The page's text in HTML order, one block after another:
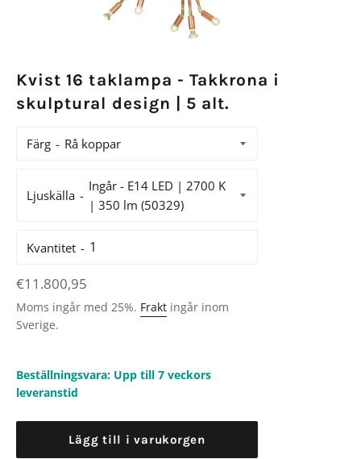
Kvist 16 taklampa - Takkrona i
skulptural design | 5 alt.
Färg
Ljuskälla
Kvantitet
Ordinarie
pris
€11.800,95
Moms ingår med 25%. Frakt ingår inom
Sverige.
Beställningsvara: Upp till 7 veckors
leveranstid
Lägg till i varukorgen